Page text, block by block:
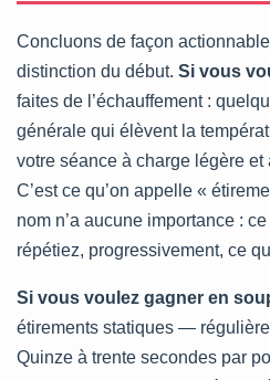
Concluons de façon
distinction du début. Si vous
faites de l’échauffement :
générale qui élèvent la
votre séance à charge légère
C’est ce qu’on appelle «
nom n’a aucune importance :
répétiez, progressivement, ce
Si vous voulez gagner en
étirements statiques —
Quinze à trente secondes par